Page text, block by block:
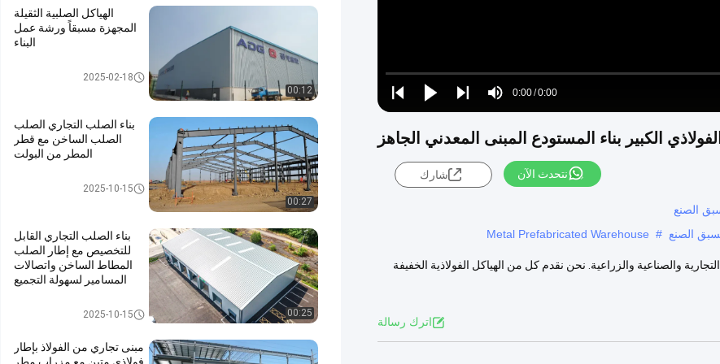
Play
Play
Play
Mute
Time
0:00/0:00
Loaded:
0%
الكبير بناء المستودع المبنى المعدني الجاهز
نتحدث الآن شارك
الصنع
#
Metal Prefabricated Warehouse
والصناعية والزراعية. نحن نقدم كل من الهياكل الفولاذية الخفيفة
اترك رسالة
00:12
الهياكل الصلبية الثقيلة
المجهزة مسبقاً ورشة عمل
البناء
مستودع الهيكل الصلبي2025-02-18
00:27
بناء الصلب التجاري الصلب
الصلب الساخن مع قطر
المطر من البولت
بناء الصلب التجاري2025-10-15
00:25
بناء الصلب التجاري القابل
للتخصيص مع إطار الصلب
المطاط الساخن واتصالات
المسامير لسهولة التجميع
بناء الصلب التجاري2025-10-15
مبنى تجاري من الفولاذ بإطار